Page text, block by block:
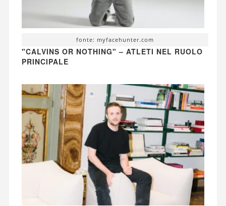
fonte: myfacehunter.com
"CALVINS OR NOTHING" – ATLETI NEL RUOLO
PRINCIPALE